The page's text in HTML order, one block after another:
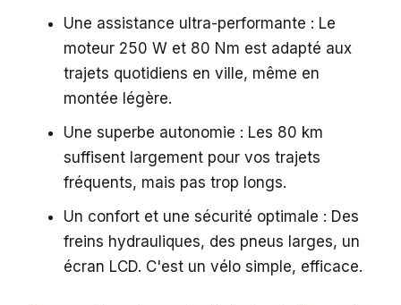
Une assistance ultra-performante : Le
moteur 250 W et 80 Nm est adapté aux
trajets quotidiens en ville, même en
montée légère.
Une superbe autonomie : Les 80 km
suffisent largement pour vos trajets
fréquents, mais pas trop longs.
Un confort et une sécurité optimale : Des
freins hydrauliques, des pneus larges, un
écran LCD. C'est un vélo simple, efficace.